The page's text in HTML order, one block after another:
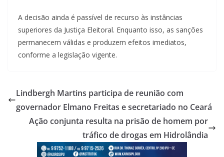
A decisão ainda é passível de recurso às instâncias
superiores da Justiça Eleitoral. Enquanto isso, as sanções
permanecem válidas e produzem efeitos imediatos,
conforme a legislação vigente.
Lindbergh Martins participa de reunião com
governador Elmano Freitas e secretariado no Ceará
Ação conjunta resulta na prisão de homem por
tráfico de drogas em Hidrolândia